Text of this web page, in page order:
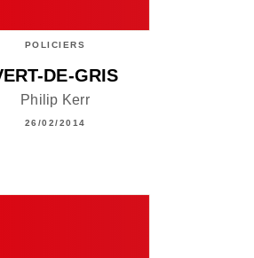
POLICIERS
DE-GRIS
Philip Kerr
26/02/2014